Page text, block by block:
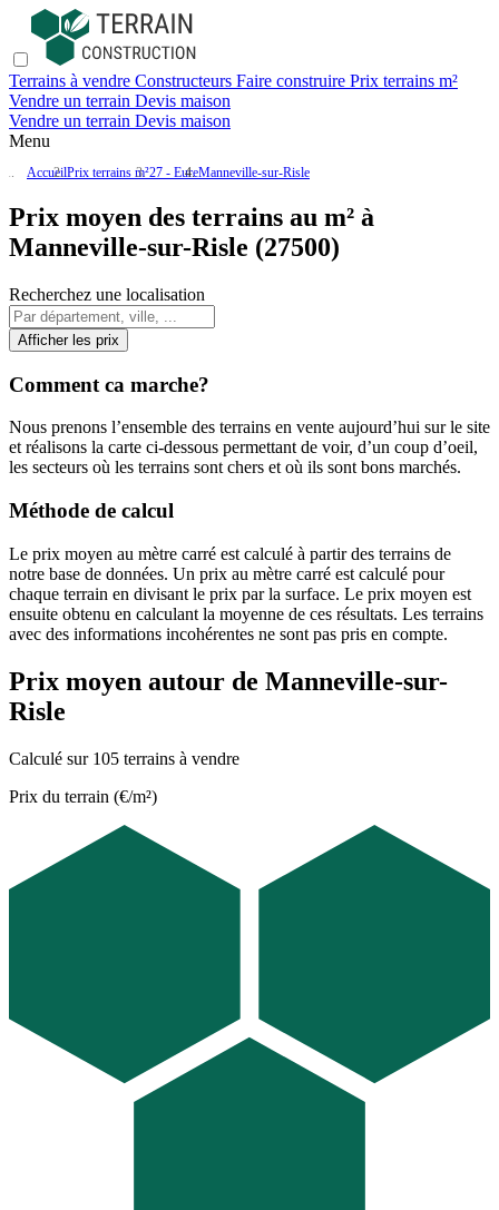
Terrains à vendre Constructeurs Faire construire Prix terrains m²
Vendre un terrain Devis maison
Vendre un terrain Devis maison
Menu
AccueilPrix terrains m²27 - EureManneville-sur-Risle
Prix moyen des terrains au m² à
Manneville-sur-Risle (27500)
Recherchez une localisation
Afficher les prix
Comment ca marche?
Nous prenons l’ensemble des terrains en vente aujourd’hui sur le site
et réalisons la carte ci-dessous permettant de voir, d’un coup d’oeil,
les secteurs où les terrains sont chers et où ils sont bons marchés.
Méthode de calcul
Le prix moyen au mètre carré est calculé à partir des terrains de
notre base de données. Un prix au mètre carré est calculé pour
chaque terrain en divisant le prix par la surface. Le prix moyen est
ensuite obtenu en calculant la moyenne de ces résultats. Les terrains
avec des informations incohérentes ne sont pas pris en compte.
Prix moyen autour de Manneville-sur-
Risle
Calculé sur 105 terrains à vendre
Prix du terrain (€/m²)